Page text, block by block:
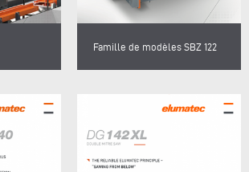
Famille de modèles SBZ 122